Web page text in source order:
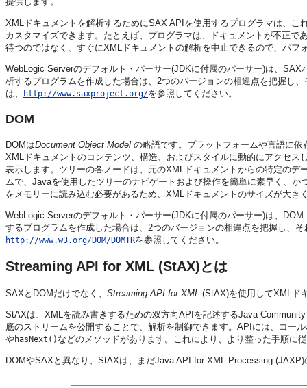
XMLドキュメントを解析するためにSAX APIを使用するプログラマは、
カスタマイズできます。たとえば、プログラマは、ドキュメントが不正
待つのではなく、すぐにXMLドキュメントの解析を中止できるので、パフ
WebLogic Serverのデフォルト・パーサー(JDKに付属のパーサー)は、
析するプログラムを作成した場合は、2つのバージョンの相違点を把握し
は、
http://www.saxproject.org/を参照してください。
DOM
DOMはDocument Object Model の略語です。プラットフォームや言語に
XMLドキュメントのコンテンツ、構造、およびスタイルに動的にアクセ
表示します。ツリーの各ノードは、元のXMLドキュメントからの特定の
ムで、Javaを使用したツリーのナビゲートおよび操作を簡単に素早く、
をメモリーに読み込む必要があるため、XMLドキュメントのサイズが大
WebLogic Serverのデフォルト・パーサー(JDKに付属のパーサー)は、
するプログラムを作成した場合は、2つのバージョンの相違点を把握し、
http://www.w3.org/DOM/DOMTRを参照してください。
Streaming API for XML (StAX)とは
SAXとDOMだけでなく、 Streaming API for XML (StAX)を使用してXMLド
StAXは、XMLを読み書きするための双方向APIを記述するJava
底のストリームを公開することで、解析を制御できます。APIには、コー
やhasNext() などのメソッドがあります。これにより、より整った手順に
DOMやSAXと異なり、StAXは、まだJava API for XML Processing